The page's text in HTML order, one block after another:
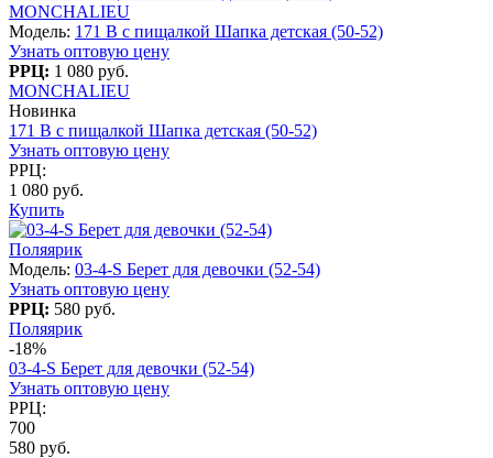
MONCHALIEU
Модель: 171 B с пищалкой Шапка детская (50-52)
Узнать оптовую цену
РРЦ: 1 080 руб.
MONCHALIEU
Новинка
171 B с пищалкой Шапка детская (50-52)
Узнать оптовую цену
РРЦ:
1 080 руб.
Купить
Поляярик
Модель: 03-4-S Берет для девочки (52-54)
Узнать оптовую цену
РРЦ: 580 руб.
Поляярик
-18%
03-4-S Берет для девочки (52-54)
Узнать оптовую цену
РРЦ:
700
580 руб.